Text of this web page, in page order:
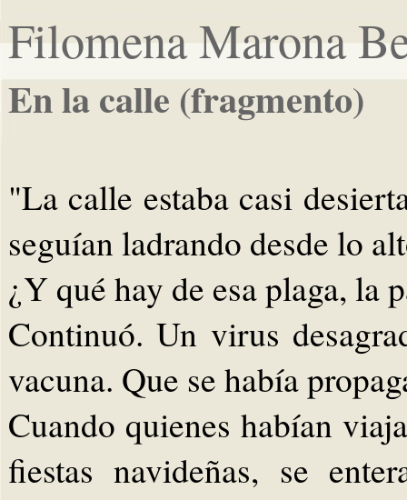
Filomena Marona
En la calle (fragmento)
"La calle estaba casi
seguían ladrando desde lo
¿Y qué hay de esa plaga, la
Continuó. Un virus
vacuna. Que se había
Cuando quienes habían
fiestas navideñas, se